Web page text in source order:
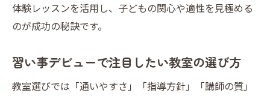
体験レッスンを活用し、子どもの関心や適性を見極める
のが成功の秘訣です。
習い事デビューで注目したい教室の選び方
教室選びでは「通いやすさ」「指導方針」「講師の質」